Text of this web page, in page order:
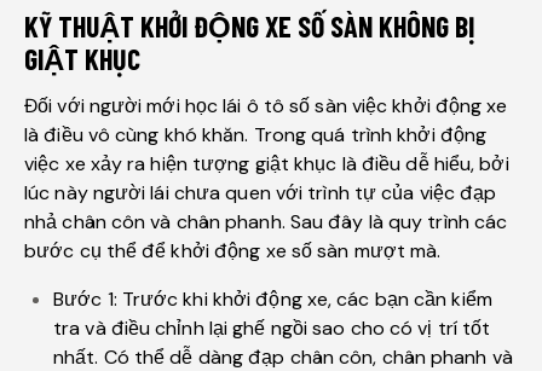
KỸ THUẬT KHỞI ĐỘNG XE SỐ SÀN KHÔNG BỊ
GIẬT KHỤC
Đối với người mới học lái ô tô số sàn việc khởi động xe
là điều vô cùng khó khăn. Trong quá trình khởi động
việc xe xảy ra hiện tượng giật khục là điều dễ hiểu, bởi
lúc này người lái chưa quen với trình tự của việc đạp
nhả chân côn và chân phanh. Sau đây là quy trình các
bước cụ thể để khởi động xe số sàn mượt mà.
Bước 1: Trước khi khởi động xe, các bạn cần kiểm
tra và điều chỉnh lại ghế ngồi sao cho có vị trí tốt
nhất. Có thể dễ dàng đạp chân côn, chân phanh và